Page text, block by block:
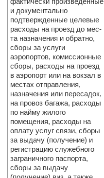
и документально
подтвержденные целевые
расходы на проезд до мес­
та назначения и обратно,
сборы за услуги
аэропортов, комиссионные
сборы, расходы на проезд
в аэропорт или на вокзал в
местах отправления,
назначения или пересадок,
на провоз багажа, расходы
по найму жилого
помещения, расходы на
оплату услуг связи, сборы
за выдачу (получение) и
регистрацию служебного
заграничного паспорта,
сборы за выдачу